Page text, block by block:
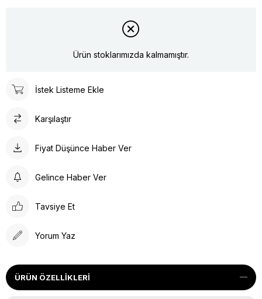
Ürün stoklarımızda kalmamıştır.
İstek Listeme Ekle
Karşılaştır
Fiyat Düşünce Haber Ver
Gelince Haber Ver
Tavsiye Et
Yorum Yaz
ÜRÜN ÖZELLIKLERI